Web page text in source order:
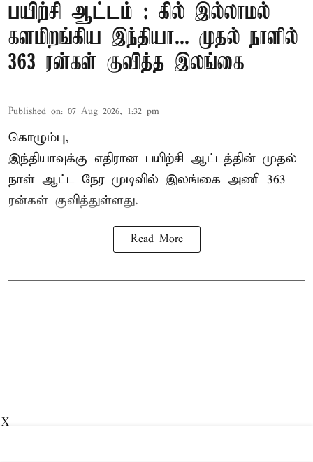
பயிற்சி ஆட்டம் : கில் இல்லாமல்
களமிறங்கிய இந்தியா... முதல் நாளில்
363 ரன்கள் குவித்த இலங்கை
Published on: 07 Aug 2026, 1:32 pm
கொழும்பு,
இந்தியாவுக்கு எதிரான பயிற்சி ஆட்டத்தின் முதல்
நாள் ஆட்ட நேர முடிவில் இலங்கை அணி 363
ரன்கள் குவித்துள்ளது.
Read More
X